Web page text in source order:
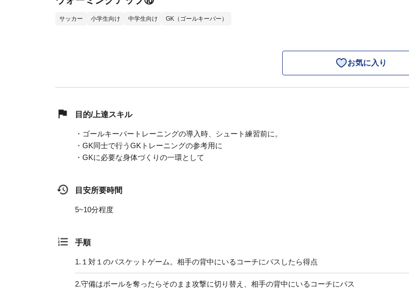
サッカー 小学生向け 中学生向け GK（ゴールキーパー）
お気に入り
目的/上達スキル
・ゴールキーパートレーニングの導入時、シュート練習前に。
・GK同士で行うGKトレーニングの参考用に
・GKに必要な身体づくりの一環として
目安所要時間
5~10分程度
手順
1. １対１のバスケットゲーム。相手の背中にいるコーチにパスしたら得点
2.守備はボールを奪ったらそのまま攻撃に切り替え、相手の背中にいるコーチにパス